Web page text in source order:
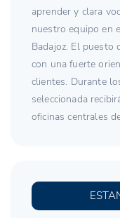
aprender y clara
nuestro equipo en
Badajoz. El puesto
con una fuerte
clientes. Durante
seleccionada
oficinas centrales